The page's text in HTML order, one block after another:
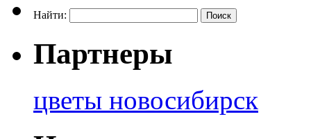
Найти:
Партнеры
цветы новосибирск